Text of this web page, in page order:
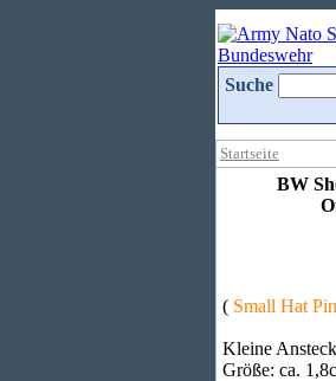
Suche
Startseite
BW
( Small Hat
Kleine
Größe: ca.